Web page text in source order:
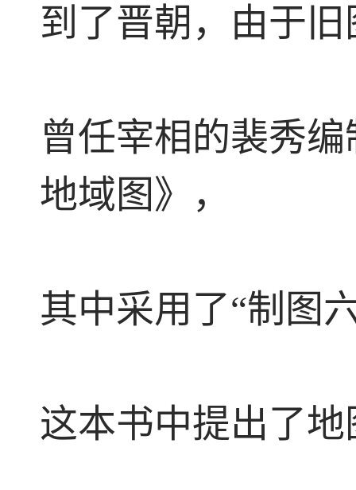
到了晋朝，由于
曾任宰相的裴秀
地域图》，
其中采用了“制图
这本书中提出了